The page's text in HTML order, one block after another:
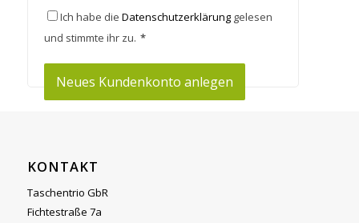
Ich habe die Datenschutzerklärunggelesen
und stimmte ihr zu. *
Neues Kundenkonto anlegen
KONTAKT
Taschentrio GbR
Fichtestraße 7a